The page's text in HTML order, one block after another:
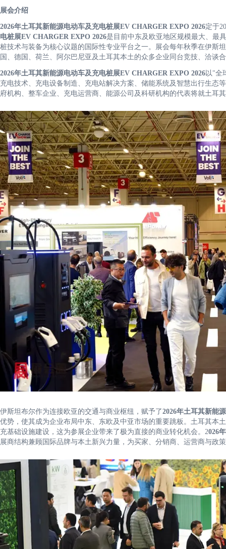
展会介绍
2026年土耳其新能源电动车及充电桩展EV CHARGER EXPO 2026定于
电桩展EV CHARGER EXPO 2026是目前中东及欧亚地区规模最大、最
桩技术与装备为核心议题的国际性专业平台之一。展会每年秋季在伊斯
国、德国、荷兰、阿尔巴尼亚及土耳其本土的众多企业同台竞技、洽谈
2026年土耳其新能源电动车及充电桩展EV CHARGER EXPO 2026以"全
充电技术、充电设备制造、充电站解决方案、储能系统及智慧出行生态
府机构、整车企业、充电运营商、能源公司及科研机构的代表将就土耳
伊斯坦布尔作为连接欧亚的交通与商业枢纽，赋予了2026年土耳其新能
优势，使其成为企业布局中东、东欧及中亚市场的重要跳板。土耳其本
充基础设施建设，这为参展企业带来了极为直接的商业转化机会。2026
展商结构兼顾国际品牌与本土新兴力量，为买家、分销商、运营商与政